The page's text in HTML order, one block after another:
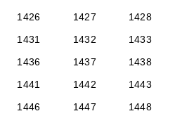
1426 1427
1428
1431 1432
1433
1436 1437
1438
1441 1442
1443
1446 1447
1448